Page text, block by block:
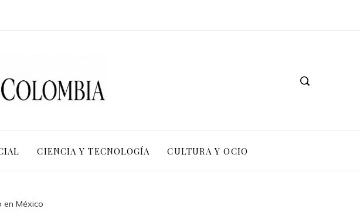
CIENCIA Y TECNOLOGÍA CULTURA Y OCIO
en México